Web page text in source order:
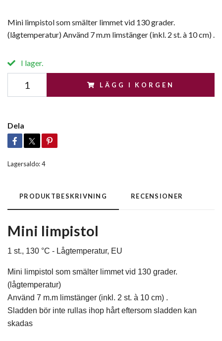
Mini limpistol som smälter limmet vid 130 grader.
(lågtemperatur) Använd 7 m.m limstänger (inkl. 2 st. à 10 cm) .
I lager.
LÄGG I KORGEN
Dela
Lagersaldo:4
PRODUKTBESKRIVNING RECENSIONER
Mini limpistol
1 st., 130 °C - Lågtemperatur, EU
Mini limpistol som smälter limmet vid 130 grader.
(lågtemperatur)
Använd 7 m.m limstänger (inkl. 2 st. à 10 cm) .
Sladden bör inte rullas ihop hårt eftersom sladden kan
skadas